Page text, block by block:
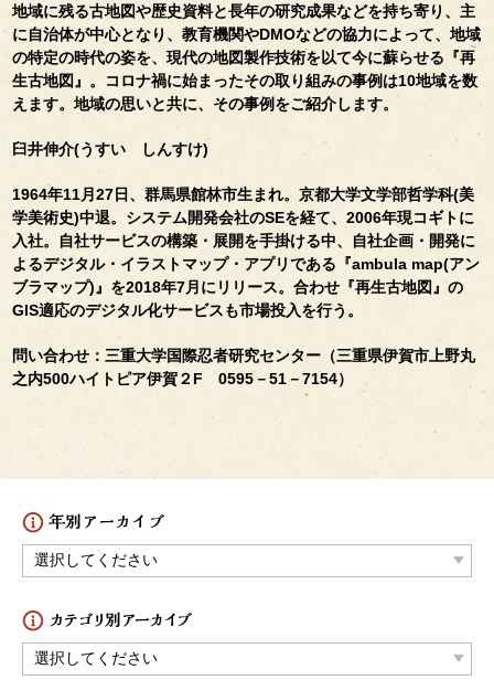
地域に残る古地図や歴史資料と長年の研究成果などを持ち寄り、主
に自治体が中心となり、教育機関やDMOなどの協力によって、地域
の特定の時代の姿を、現代の地図製作技術を以て今に蘇らせる『再
生古地図』。コロナ禍に始まったその取り組みの事例は10地域を数
えます。地域の思いと共に、その事例をご紹介します。
臼井伸介(うすい しんすけ)
1964年11月27日、群馬県館林市生まれ。京都大学文学部哲学科(美
学美術史)中退。システム開発会社のSEを経て、2006年現コギトに
入社。自社サービスの構築・展開を手掛ける中、自社企画・開発に
よるデジタル・イラストマップ・アプリである『ambula map(アン
ブラマップ)』を2018年7月にリリース。合わせ『再生古地図』の
GIS適応のデジタル化サービスも市場投入を行う。
問い合わせ：三重大学国際忍者研究センター（三重県伊賀市上野丸
之内500ハイトピア伊賀２F 0595－51－7154）